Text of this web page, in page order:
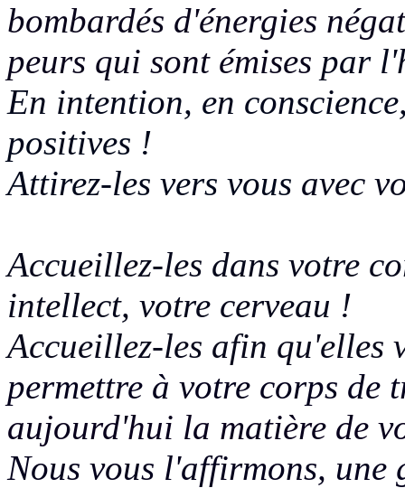
bombardés d'énergies
peurs qui sont émises par
En intention, en
positives !
Attirez-les vers vous avec
Accueillez-les dans votre
intellect, votre cerveau !
Accueillez-les afin qu'elles
permettre à votre corps de
aujourd'hui la matière de
Nous vous l'affirmons, une